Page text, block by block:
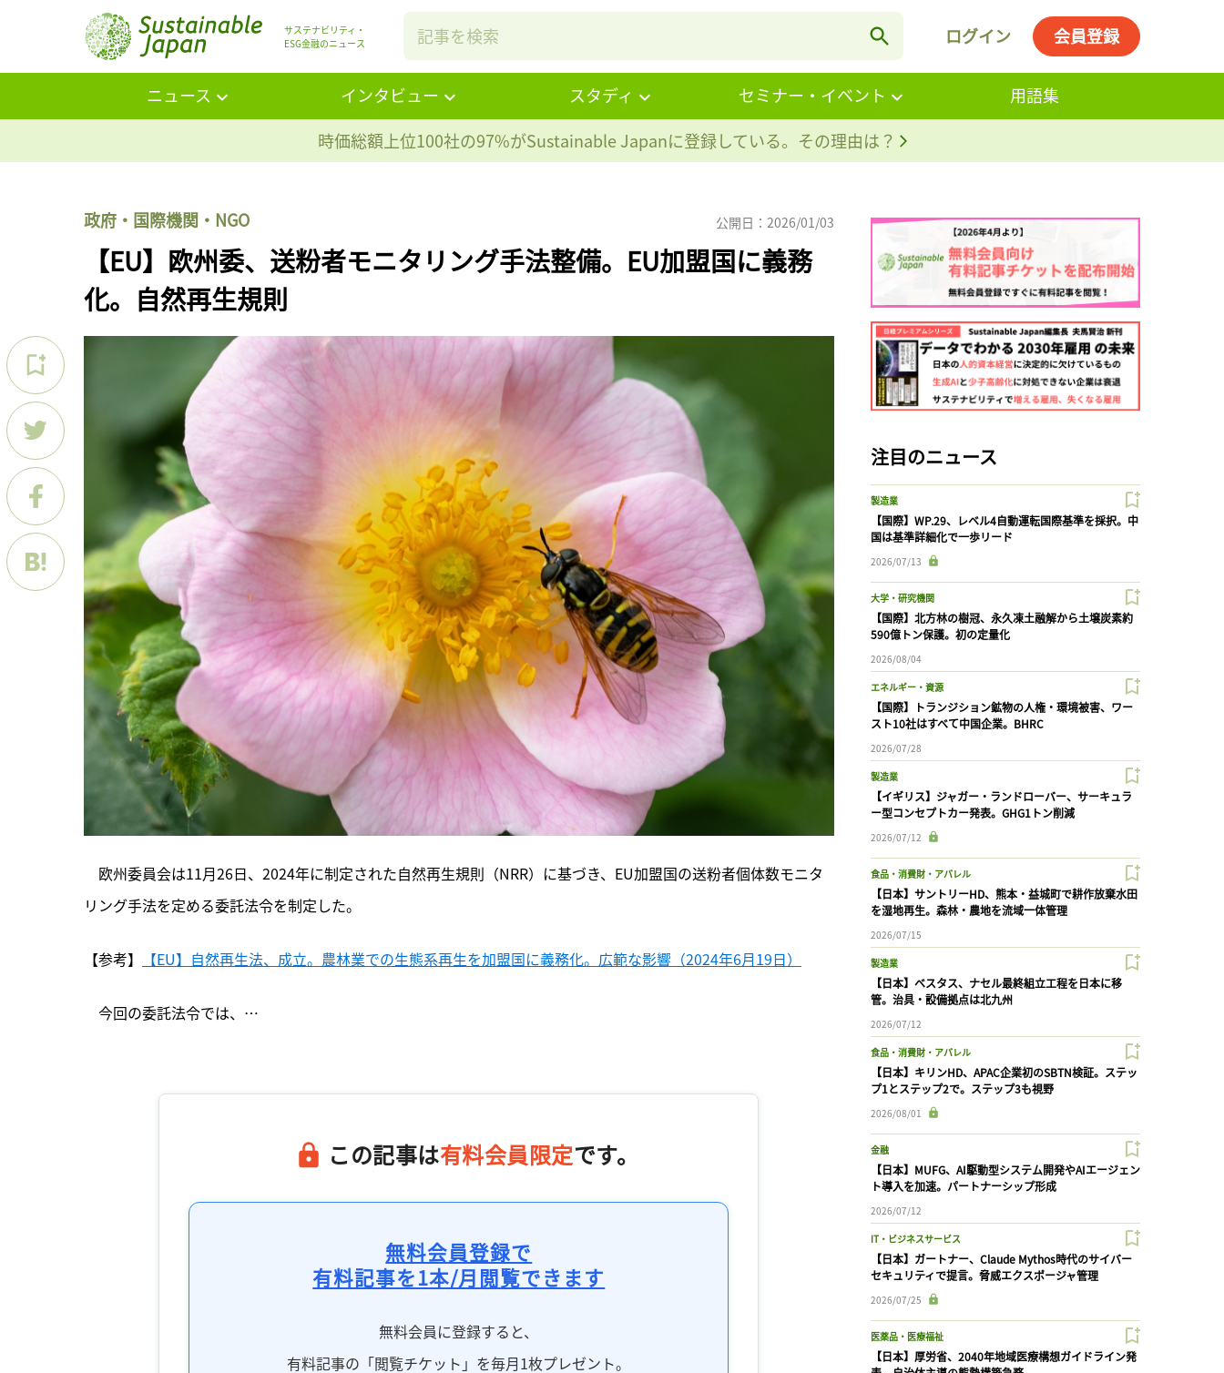
サステナビリティ・
ESG金融のニュース
ログイン 会員登録
ニュース インタビュー スタディ セミナー・イベント
用語集
時価総額上位100社の97%がSustainable Japanに登録している。その理由は？
政府・国際機関・NGO 公開日：2026/01/03
【EU】欧州委、送粉者モニタリング手法整備。EU加盟国に義務
化。自然再生規則
欧州委員会は11月26日、2024年に制定された自然再生規則（NRR）に基づき、EU加盟国の送粉者個体数モニタ
リング手法を定める委託法令を制定した。
【参考】 【EU】自然再生法、成立。農林業での生態系再生を加盟国に義務化。広範な影響（2024年6月19日）
今回の委託法令では、…
この記事は有料会員限定です。
無料会員登録で
有料記事を1本/月閲覧できます
無料会員に登録すると、
有料記事の「閲覧チケット」を毎月1枚プレゼント。
注目のニュース
製造業
【国際】WP.29、レベル4自動運転国際基準を採択。中
国は基準詳細化で一歩リード
2026/07/13
大学・研究機関
【国際】北方林の樹冠、永久凍土融解から土壌炭素約
590億トン保護。初の定量化
2026/08/04
エネルギー・資源
【国際】トランジション鉱物の人権・環境被害、ワー
スト10社はすべて中国企業。BHRC
2026/07/28
製造業
【イギリス】ジャガー・ランドローバー、サーキュラ
ー型コンセプトカー発表。GHG1トン削減
2026/07/12
食品・消費財・アパレル
【日本】サントリーHD、熊本・益城町で耕作放棄水田
を湿地再生。森林・農地を流域一体管理
2026/07/15
製造業
【日本】ベスタス、ナセル最終組立工程を日本に移
管。治具・設備拠点は北九州
2026/07/12
食品・消費財・アパレル
【日本】キリンHD、APAC企業初のSBTN検証。ステッ
プ1とステップ2で。ステップ3も視野
2026/08/01
金融
【日本】MUFG、AI駆動型システム開発やAIエージェン
ト導入を加速。パートナーシップ形成
2026/07/12
IT・ビジネスサービス
【日本】ガートナー、Claude Mythos時代のサイバー
セキュリティで提言。脅威エクスポージャ管理
2026/07/25
医薬品・医療福祉
【日本】厚労省、2040年地域医療構想ガイドライン発